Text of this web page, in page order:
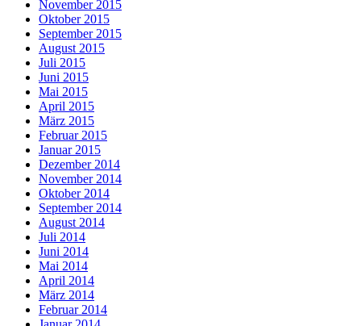
November 2015
Oktober 2015
September 2015
August 2015
Juli 2015
Juni 2015
Mai 2015
April 2015
März 2015
Februar 2015
Januar 2015
Dezember 2014
November 2014
Oktober 2014
September 2014
August 2014
Juli 2014
Juni 2014
Mai 2014
April 2014
März 2014
Februar 2014